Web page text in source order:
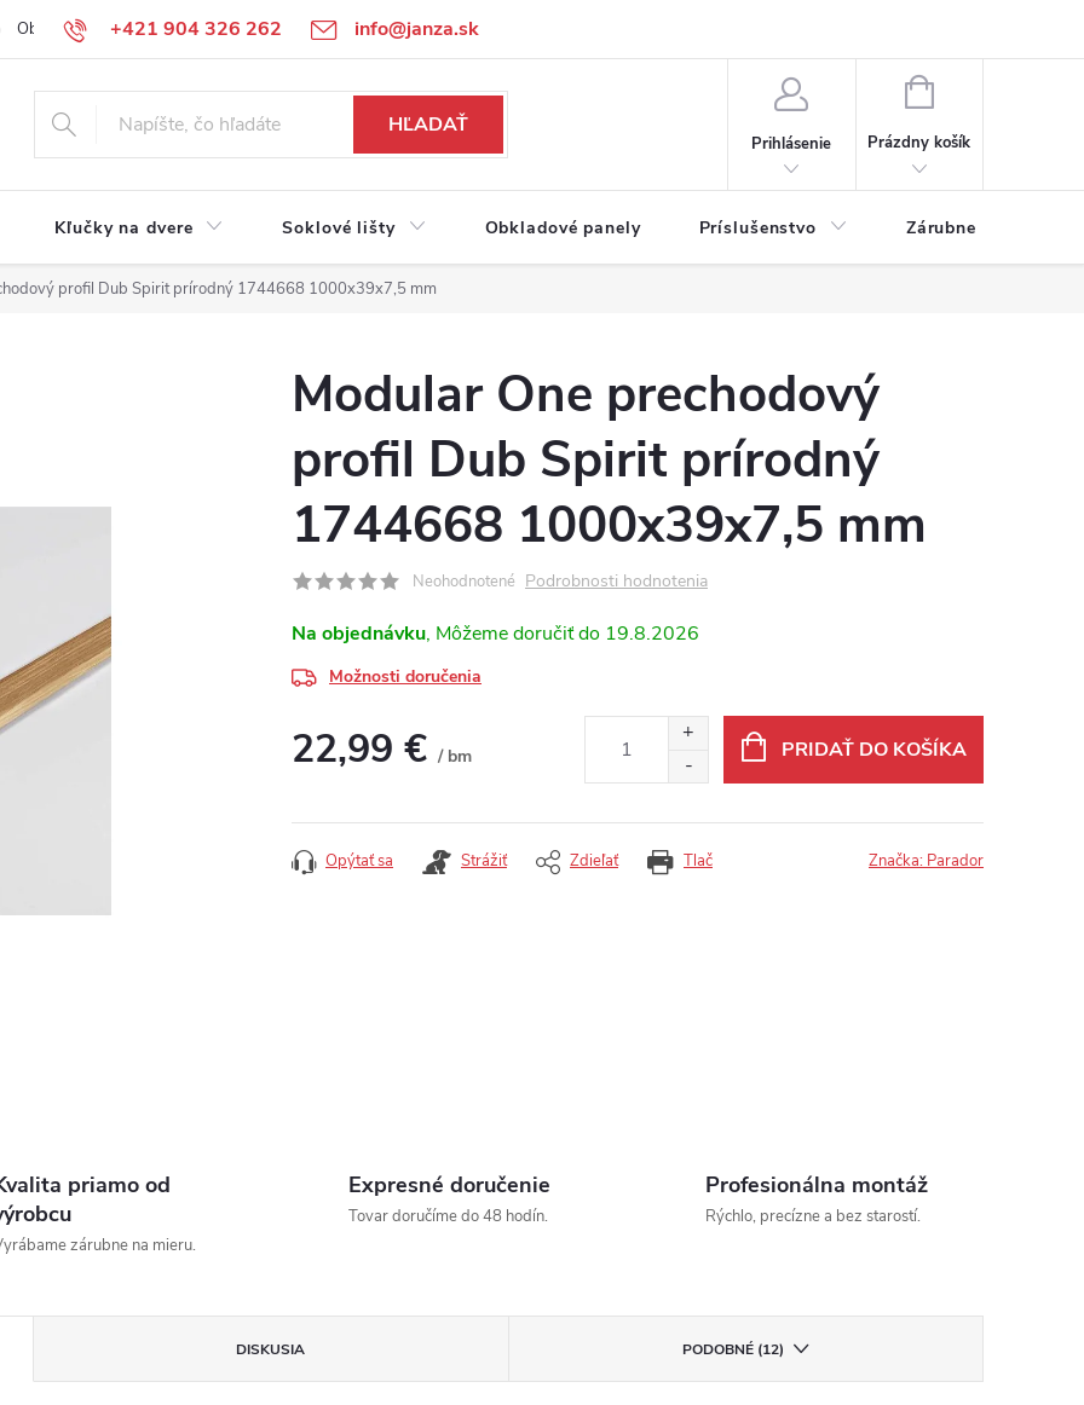
+421 904 326 262 info@janza.sk
Obchodné podmienky Reklamačné podmienky Podmienky ochrany osobných údajov
HĽADAŤ
Prihlásenie
NÁKUPNÝ KOŠÍK
Prázdny košík
Kľučky na dvere Soklové lišty Obkladové panely Príslušenstvo Zárubne
profil Dub Spirit prírodný 1744668 1000x39x7,5 mm
Modular One prechodový
profil Dub Spirit prírodný
1744668 1000x39x7,5 mm
Neohodnotené Podrobnosti hodnotenia
Na objednávku 19.8.2026
Možnosti doručenia
22,99 € / bm
PRIDAŤ DO KOŠÍKA
Tlač
Opýtať sa Strážiť Zdieľať Značka: Parador
priamo od
zárubne na mieru.
Expresné doručenie
Tovar doručíme do 48 hodín.
Profesionálna montáž
Rýchlo, precízne a bez starostí.
DISKUSIA PODOBNÉ (12)